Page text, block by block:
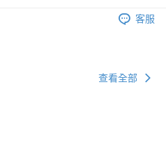
客服
查看全部